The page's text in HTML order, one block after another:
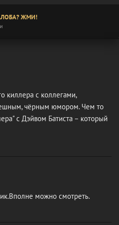
ЖМИ!
киллера с коллегами,
чёрным юмором. Чем то
с Дэйвом Батиста – который
можно смотреть.